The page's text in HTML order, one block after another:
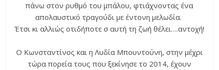
πάνω στον ρυθμό του μπάλου, φτιάχνοντας ένα
απολαυστικό τραγούδι με έντονη μελωδία.
Έτσι κι αλλιώς οτιδήποτε σ αυτή τη ζωή θέλει….αντοχή!
O Κωνσταντίνος και η Λυδία Μπουντούνη, στην μέχρι
τώρα πορεία τους που ξεκίνησε το 2014, έχουν